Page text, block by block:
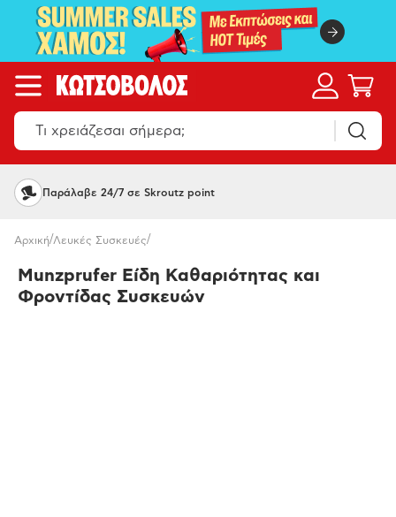
Παράλαβε 24/7 σε Skroutz point
Αρχική/Λευκές Συσκευές/
Munzprufer Είδη Καθαριότητας και
Φροντίδας Συσκευών